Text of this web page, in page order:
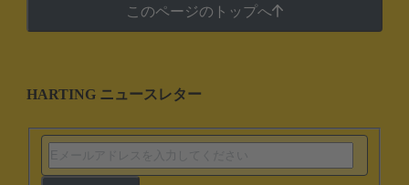
このページのトップへ
HARTING ニュースレター